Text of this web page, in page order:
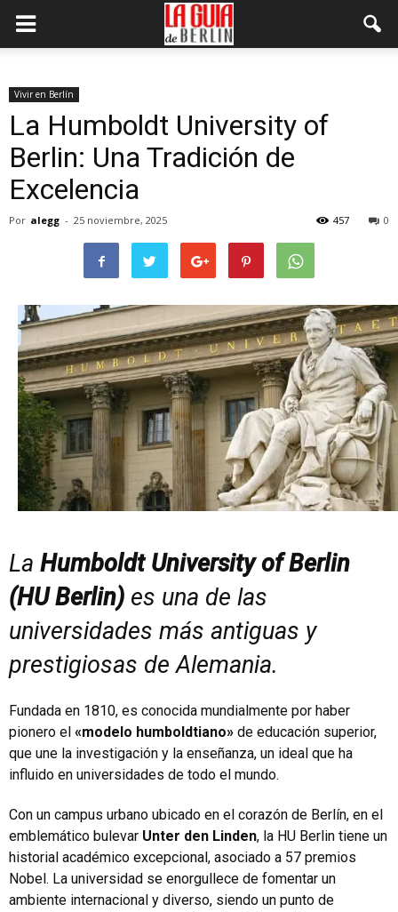
Vivir en Berlín
La Humboldt University of
Berlin: Una Tradición de
Excelencia
Por alegg - 25 noviembre, 2025 0
457
La Humboldt University of Berlin
(HU Berlin) es una de las
universidades más antiguas y
prestigiosas de Alemania.
Fundada en 1810, es conocida mundialmente por haber
pionero el «modelo humboldtiano» de educación superior,
que une la investigación y la enseñanza, un ideal que ha
influido en universidades de todo el mundo.
Con un campus urbano ubicado en el corazón de Berlín, en el
emblemático bulevar Unter den Linden, la HU Berlin tiene un
historial académico excepcional, asociado a 57 premios
Nobel. La universidad se enorgullece de fomentar un
ambiente internacional y diverso, siendo un punto de